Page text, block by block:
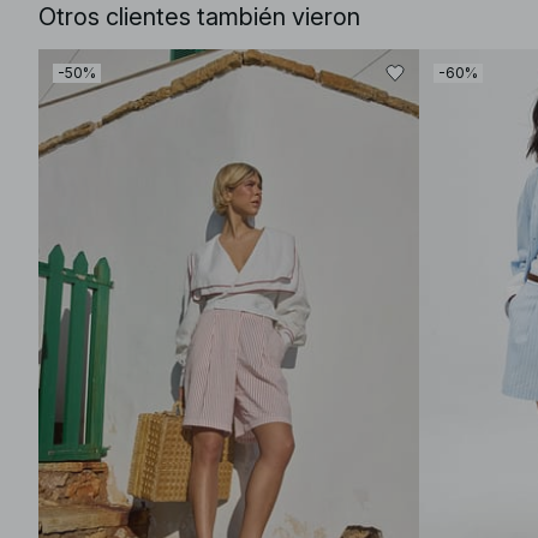
Otros clientes también vieron
-50% -60%